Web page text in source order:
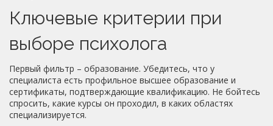
Ключевые критерии при
выборе психолога
Первый фильтр – образование. Убедитесь, что у
специалиста есть профильное высшее образование и
сертификаты, подтверждающие квалификацию. Не бойтесь
спросить, какие курсы он проходил, в каких областях
специализируется.